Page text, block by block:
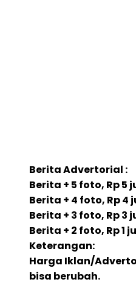
Berita Advertorial :
Berita + 5 foto, Rp 5
Berita + 4 foto, Rp 4
Berita + 3 foto, Rp 3
Berita + 2 foto, Rp 1
Keterangan:
Harga Iklan/
bisa berubah.